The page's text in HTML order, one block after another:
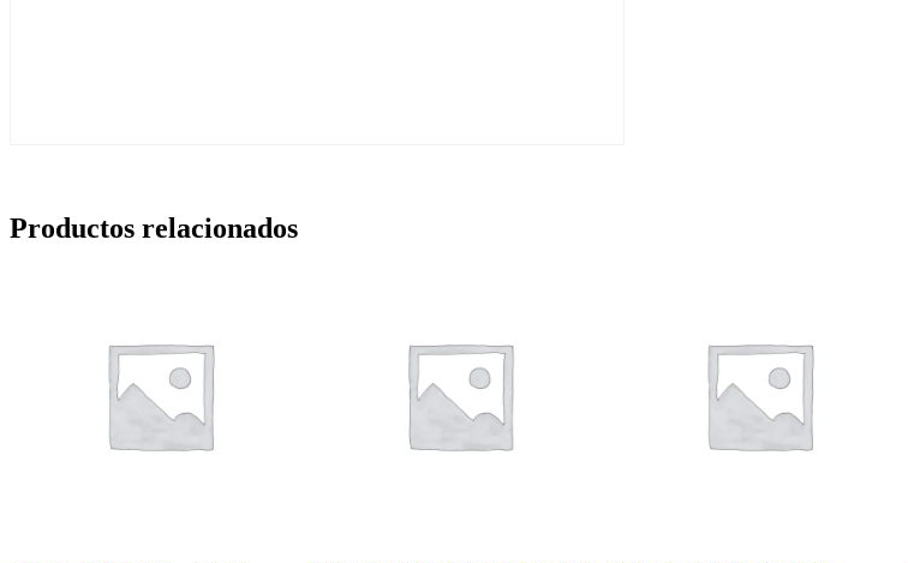
Productos relacionados